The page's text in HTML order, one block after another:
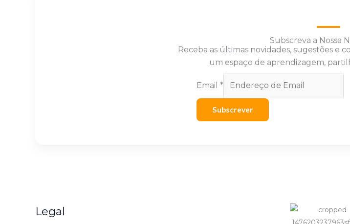
Subscreva a Nossa
Receba as últimas novidades, sugestões e
um espaço de aprendizagem,
Email *
Subscrever
Legal